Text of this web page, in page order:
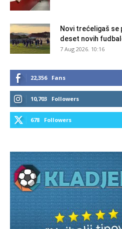
Novi trećeligaš se
deset novih
7 Aug 2026. 10:16
22,356 Fans
10,703 Followers
678 Followers